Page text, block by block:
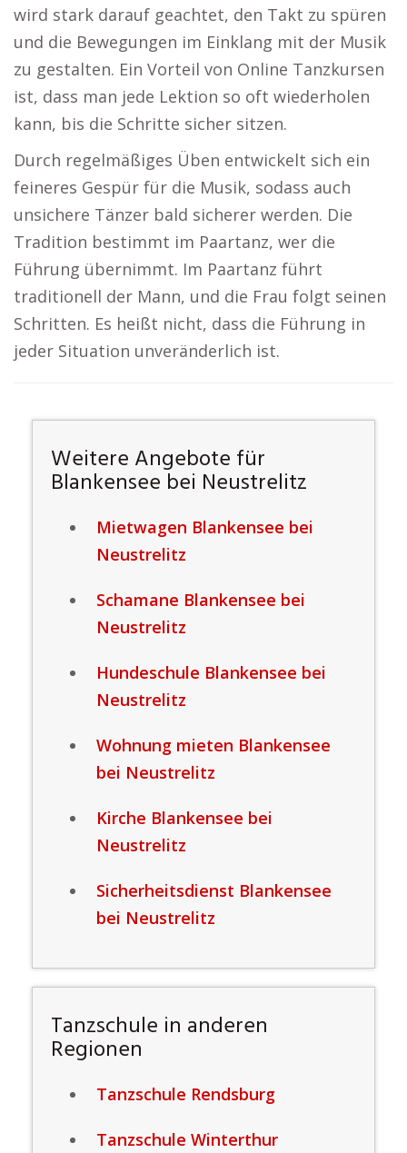
wird stark darauf geachtet, den Takt zu spüren
und die Bewegungen im Einklang mit der Musik
zu gestalten. Ein Vorteil von Online Tanzkursen
ist, dass man jede Lektion so oft wiederholen
kann, bis die Schritte sicher sitzen.
Durch regelmäßiges Üben entwickelt sich ein
feineres Gespür für die Musik, sodass auch
unsichere Tänzer bald sicherer werden. Die
Tradition bestimmt im Paartanz, wer die
Führung übernimmt. Im Paartanz führt
traditionell der Mann, und die Frau folgt seinen
Schritten. Es heißt nicht, dass die Führung in
jeder Situation unveränderlich ist.
Weitere Angebote für
Blankensee bei Neustrelitz
Mietwagen Blankensee bei
Neustrelitz
Schamane Blankensee bei
Neustrelitz
Hundeschule Blankensee bei
Neustrelitz
Wohnung mieten Blankensee
bei Neustrelitz
Kirche Blankensee bei
Neustrelitz
Sicherheitsdienst Blankensee
bei Neustrelitz
Tanzschule in anderen
Regionen
Tanzschule Rendsburg
Tanzschule Winterthur